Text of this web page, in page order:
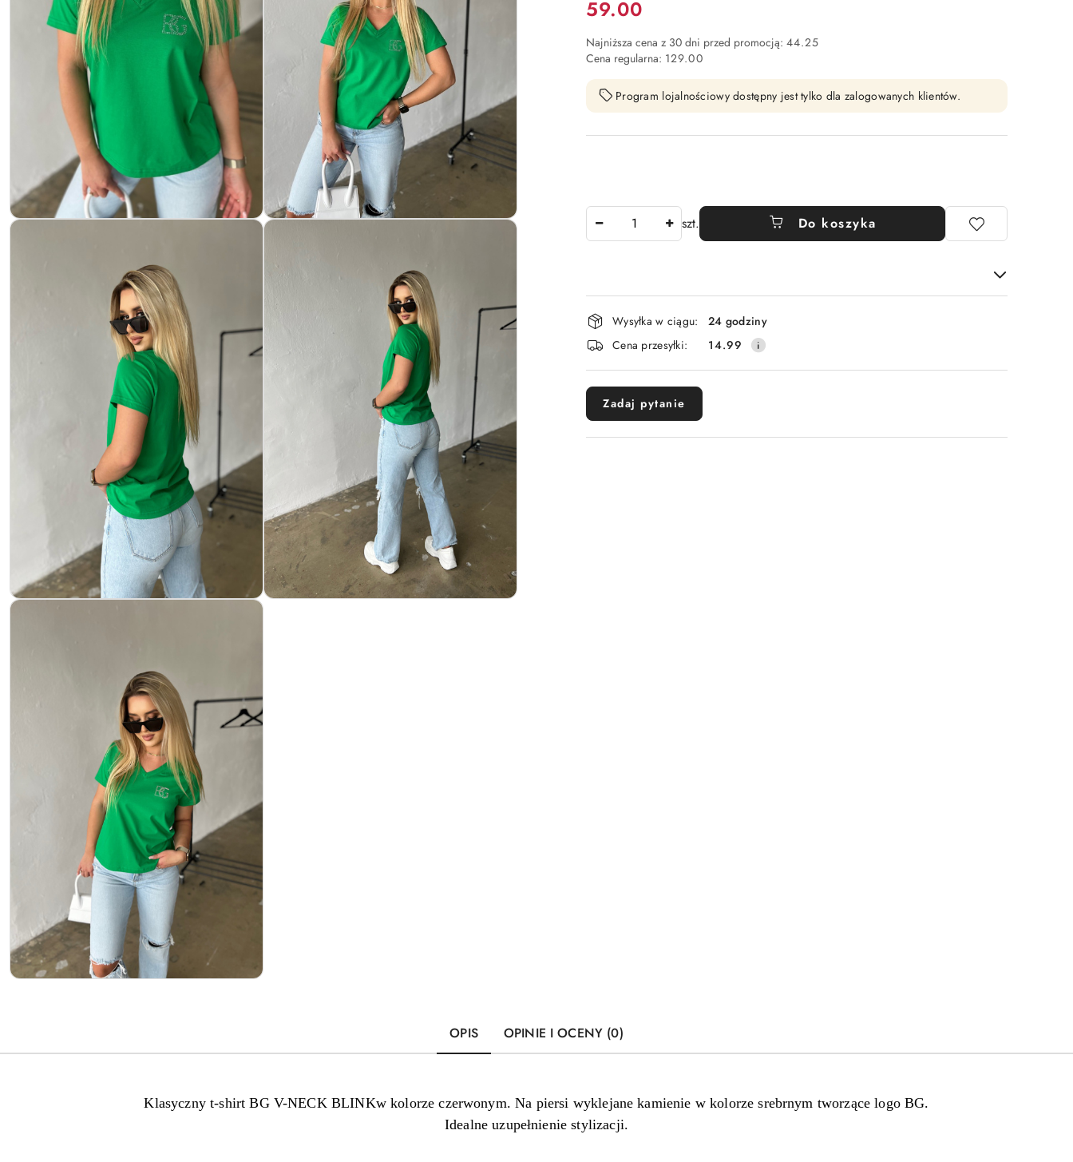
Cena:
59.00
Najniższa cena z 30 dni przed promocją: 44.25
Cena regularna: 129.00
Program lojalnościowy dostępny jest tylko dla zalogowanych klientów.
szt. Do koszyka
Dostępność
i
dostawa
Wysyłka w ciągu:
24 godziny
Cena przesyłki:
14.99
Zadaj pytanie
OPIS OPINIE I OCENY (0)
Klasyczny t-shirt BG V-NECK BLINKw kolorze czerwonym. Na piersi wyklejane kamienie w kolorze srebrnym tworzące logo BG.
Idealne uzupełnienie stylizacji.